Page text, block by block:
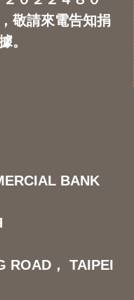
敬請來電告知捐
。
BANK
ROAD， TAIPEI